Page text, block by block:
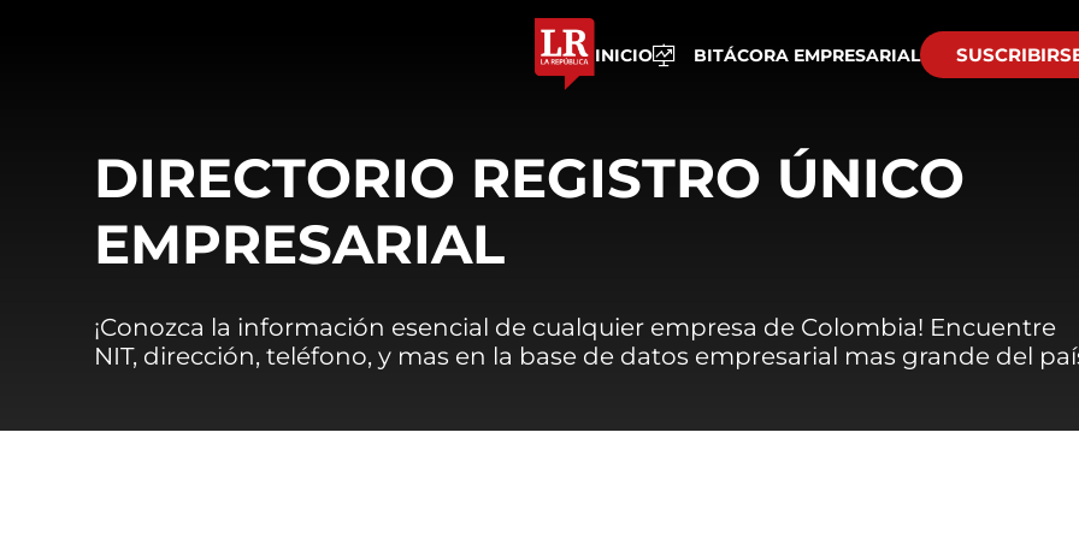
INICIO BITÁCORA EMPRESARIAL
DIRECTORIO REGISTRO ÚNICO
EMPRESARIAL
¡Conozca la información esencial de cualquier empresa de Colombia! Encuentre
NIT, dirección, teléfono, y mas en la base de datos empresarial mas grande del